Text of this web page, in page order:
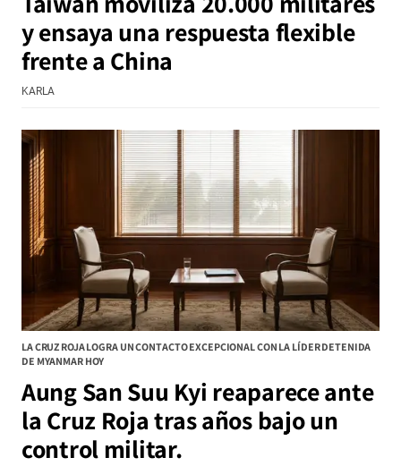
y ensaya una respuesta flexible
frente a China
KARLA
LA CRUZ ROJA LOGRA UN CONTACTO EXCEPCIONAL CON LA LÍDER DETENIDA
DE MYANMAR HOY
Aung San Suu Kyi reaparece ante
la Cruz Roja tras años bajo un
control militar.